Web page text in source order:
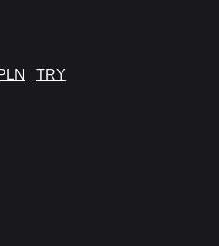
TRY